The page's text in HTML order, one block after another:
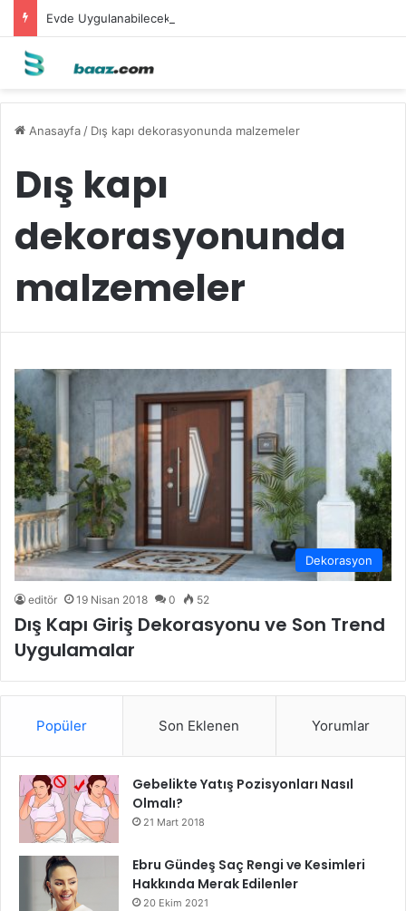
Evde Uygulanabilecek Leke Karşıtı Maskeler
Anasayfa / Dış kapı dekorasyonunda malzemeler
Dış kapı
dekorasyonunda
malzemeler
Dekorasyon
editör 19 Nisan 2018 0 52
Dış Kapı Giriş Dekorasyonu ve Son Trend
Uygulamalar
Popüler Son Eklenen Yorumlar
Gebelikte Yatış Pozisyonları Nasıl
Olmalı?
21 Mart 2018
Ebru Gündeş Saç Rengi ve Kesimleri
Hakkında Merak Edilenler
20 Ekim 2021